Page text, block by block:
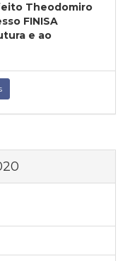
Theodomiro
FINISA
e ao